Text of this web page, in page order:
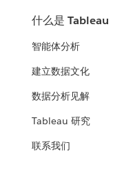
什么是 Tableau
智能体分析
建立数据文化
数据分析见解
Tableau 研究
联系我们